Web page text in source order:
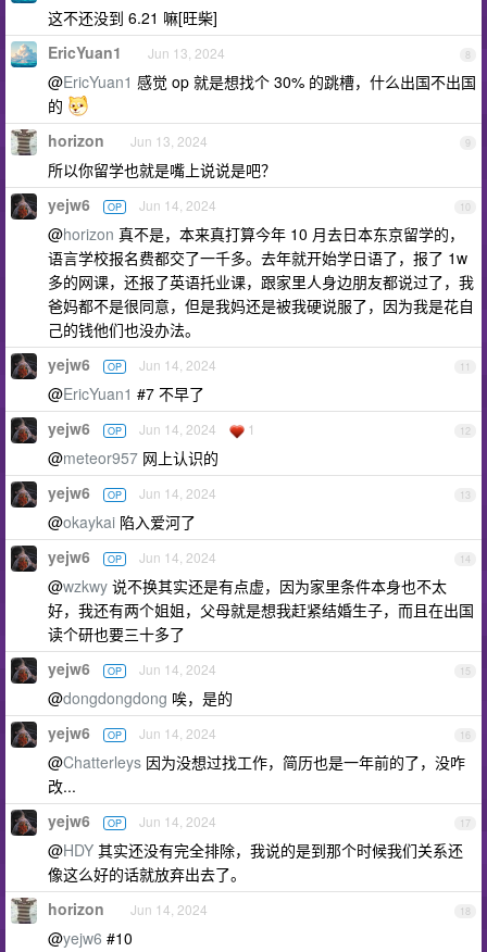
这不还没到 6.21 嘛[旺柴]
8
EricYuan1 Jun 13, 2024
@EricYuan1 感觉 op 就是想找个 30% 的跳槽，什么出国不出国
的
9
horizon Jun 13, 2024
所以你留学也就是嘴上说说是吧？
10
yejw6 OP Jun 14, 2024
@horizon 真不是，本来真打算今年 10 月去日本东京留学的，
语言学校报名费都交了一千多。去年就开始学日语了，报了 1w
多的网课，还报了英语托业课，跟家里人身边朋友都说过了，我
爸妈都不是很同意，但是我妈还是被我硬说服了，因为我是花自
己的钱他们也没办法。
11
yejw6 OP Jun 14, 2024
@EricYuan1 #7 不早了
12
yejw6 OP Jun 14, 2024 1
@meteor957 网上认识的
13
yejw6 OP Jun 14, 2024
@okaykai 陷入爱河了
14
yejw6 OP Jun 14, 2024
@wzkwy 说不换其实还是有点虚，因为家里条件本身也不太
好，我还有两个姐姐，父母就是想我赶紧结婚生子，而且在出国
读个研也要三十多了
15
yejw6 OP Jun 14, 2024
@dongdongdong 唉，是的
16
yejw6 OP Jun 14, 2024
@Chatterleys 因为没想过找工作，简历也是一年前的了，没咋
改...
17
yejw6 OP Jun 14, 2024
@HDY 其实还没有完全排除，我说的是到那个时候我们关系还
像这么好的话就放弃出去了。
18
horizon Jun 14, 2024
@yejw6 #10